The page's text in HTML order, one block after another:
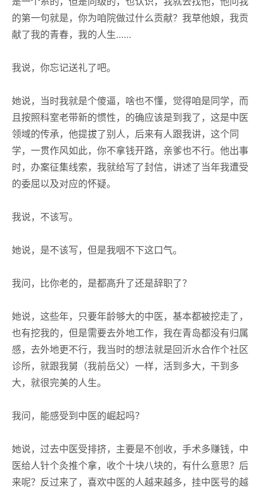
的第一句就是，你为咱院做过什么贡献？我草他娘，我贡
献了我的青春，我的人生……
我说，你忘记送礼了吧。
她说，当时我就是个傻逼，啥也不懂，觉得咱是同学，而
且按照科室老带新的惯性，的确应该是到我了，这是中医
领域的传承，他提拔了别人，后来有人跟我讲，这个同
学，一贯作风如此，你不拿钱开路，亲爹也不行。他出事
时，办案征集线索，我就给写了封信，讲述了当年我遭受
的委屈以及对应的怀疑。
我说，不该写。
她说，是不该写，但是我咽不下这口气。
我问，比你老的，是都高升了还是辞职了？
她说，这些年，只要年龄够大的中医，基本都被挖走了，
也有挖我的，但是需要去外地工作，我在青岛都没有归属
感，去外地更不行，我当时的想法就是回沂水合作个社区
诊所，就跟我舅（我前岳父）一样，活到多大，干到多
大，就很完美的人生。
我问，能感受到中医的崛起吗？
她说，过去中医受排挤，主要是不创收，手术多赚钱，中
医给人针个灸推个拿，收个十块八块的，有什么意思？后
来呢？反过来了，喜欢中医的人越来越多，挂中医号的越